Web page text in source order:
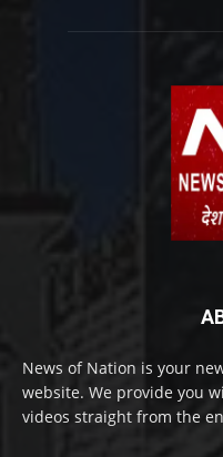
News of Nation is your
website. We provide you
videos straight from the